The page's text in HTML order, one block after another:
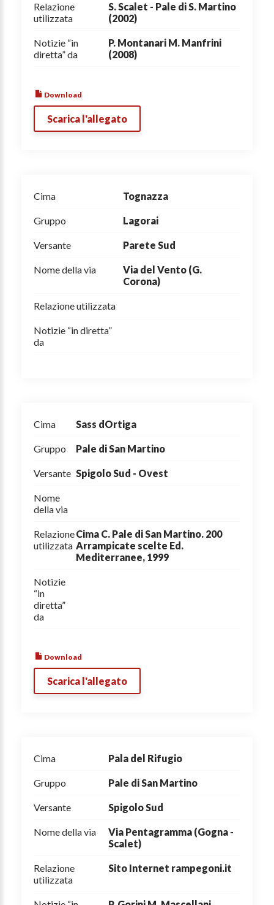
Relazione
utilizzata
S. Scalet - Pale di S. Martino
(2002)
Notizie “in
diretta” da
P. Montanari M. Manfrini
(2008)
Download
Scarica l'allegato
Cima Tognazza
Gruppo Lagorai
Versante Parete Sud
Nome della via
Via del Vento (G.
Corona)
Relazione utilizzata
Notizie “in diretta”
da
Cima Sass dOrtiga
Gruppo Pale di San Martino
Versante Spigolo Sud - Ovest
Nome
della via
Relazione
utilizzata
Cima C. Pale di San Martino. 200
Arrampicate scelte Ed.
Mediterranee, 1999
Notizie
“in
diretta”
da
Download
Scarica l'allegato
Cima Pala del Rifugio
Gruppo Pale di San Martino
Versante Spigolo Sud
Nome della via
Via Pentagramma (Gogna -
Scalet)
Relazione
utilizzata
Sito Internet rampegoni.it